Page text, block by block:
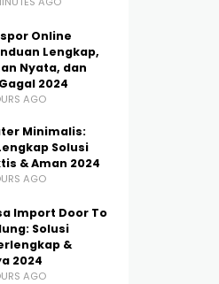
Online
Lengkap,
Nyata, dan
2024
AGO
Minimalis:
Solusi
& Aman 2024
AGO
Import Door To
Solusi
&
2024
AGO